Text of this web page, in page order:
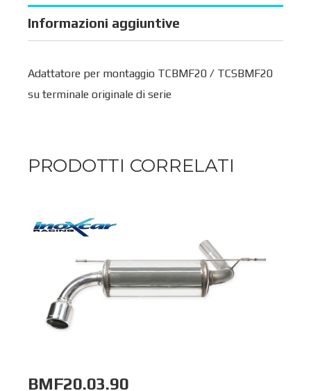
Informazioni aggiuntive
Adattatore per montaggio TCBMF20 / TCSBMF20
su terminale originale di serie
PRODOTTI CORRELATI
BMF20.03.90